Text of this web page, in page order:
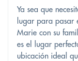
Ya sea que
lugar para pasar
Marie con su
es el lugar
ubicación ideal